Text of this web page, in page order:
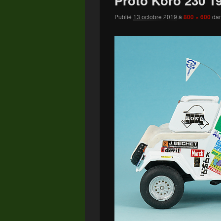
Publié 13 octobre 2019 à 800 × 600